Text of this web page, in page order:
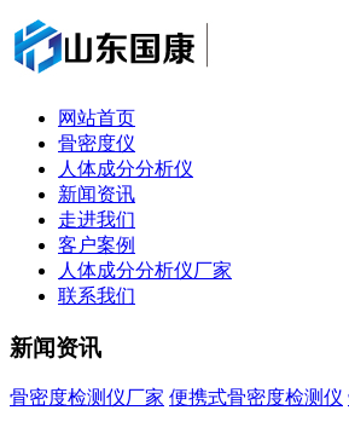
网站首页
骨密度仪
人体成分分析仪
新闻资讯
走进我们
客户案例
人体成分分析仪厂家
联系我们
新闻资讯
骨密度检测仪厂家 便携式骨密度检测仪